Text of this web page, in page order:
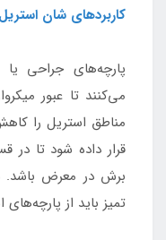
کاربردهای شان
پارچه‌های جراحی
می‌کنند تا عبور
مناطق استریل را
قرار داده شود تا
برش در معرض باشد.
تمیز باید از پارچه‌های